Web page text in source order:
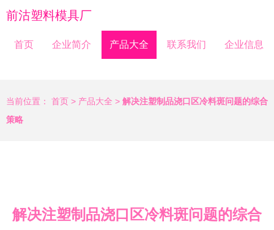
前沽塑料模具厂
首页 企业简介 产品大全 联系我们 企业信息
当前位置： 首页 > 产品大全 > 解决注塑制品浇口区冷料斑问题的综合
策略
解决注塑制品浇口区冷料斑问题的综合